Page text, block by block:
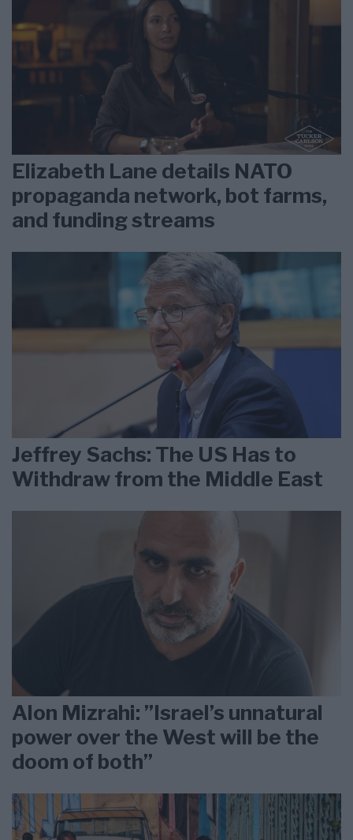
Elizabeth Lane details NATO
propaganda network, bot farms,
and funding streams
Jeffrey Sachs: The US Has to
Withdraw from the Middle East
Alon Mizrahi: ”Israel’s unnatural
power over the West will be the
doom of both”